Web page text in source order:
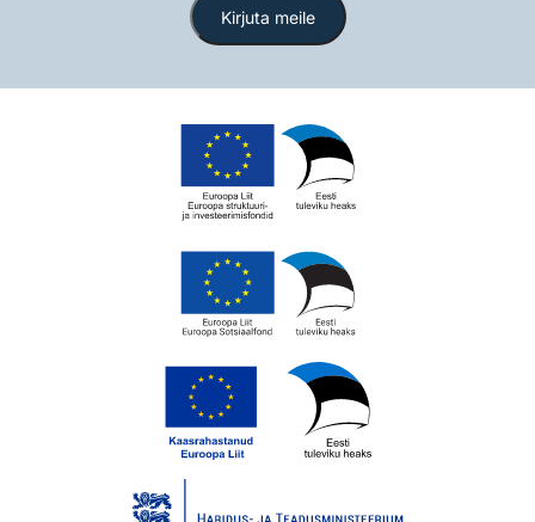
Kirjuta meile